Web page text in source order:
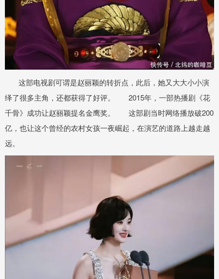
这部电视剧可谓是赵丽颖的转折点，此后，她又大大小小演
绎了很多主角，还都获得了好评。 2015年，一部热播剧《花
千骨》成功让赵丽颖提名金鹰奖。 这部剧当时网络播放破200
亿，也让这个曾经的农村女孩一夜崛起，在演艺的道路上越走越
远。